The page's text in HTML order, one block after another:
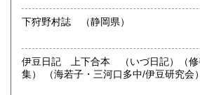
定休日：年中無休
静岡県内出張買い取りいたします。他県
配買い取りもご相談ください。
下狩野村誌 （静岡県）
伊豆日記 上下合本 （いづ日記）（修
集） （海若子・三河口多中/伊豆研究会）